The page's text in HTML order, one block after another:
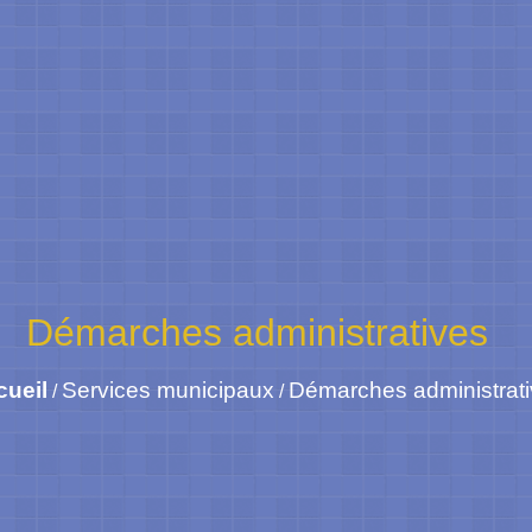
Démarches administratives
/ Services municipaux / Démarches